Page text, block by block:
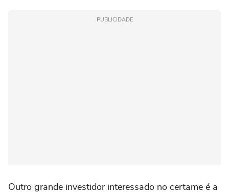
PUBLICIDADE
Outro grande investidor interessado no certame é a